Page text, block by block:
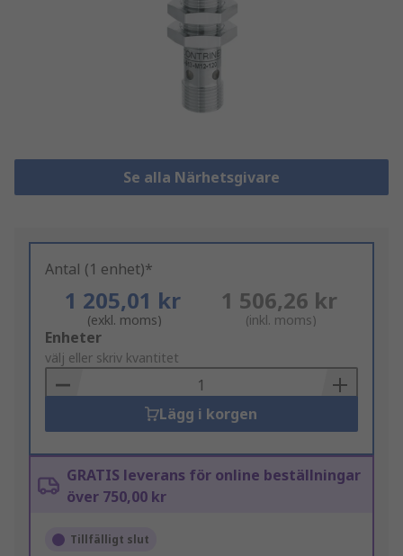
Se alla Närhetsgivare
Antal (1 enhet)*
1 205,01 kr
(exkl. moms)
1 506,26 kr
(inkl. moms)
Add
to
Basket
Enheter
välj eller skriv kvantitet
Lägg i korgen
GRATIS leverans för online beställningar
över 750,00 kr
Tillfälligt slut